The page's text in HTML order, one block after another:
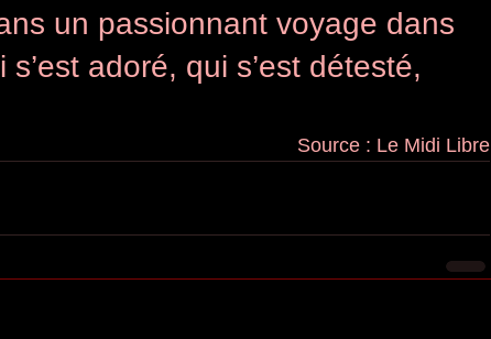
un passionnant voyage dans
s’est adoré, qui s’est détesté,
Source : Le Midi Libre